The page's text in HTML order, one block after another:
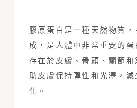
膠原蛋白是一種天然物質，
成，是人體中非常重要的蛋
存在於皮膚、骨頭、關節和
助皮膚保持彈性和光澤，
化。